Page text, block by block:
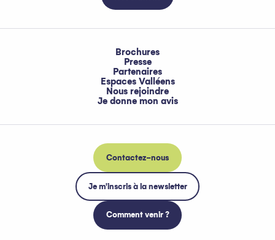
Brochures
Presse
Partenaires
Espaces Valléens
Nous rejoindre
Je donne mon avis
Contactez-nous
Je m'inscris à la newsletter
Comment venir ?